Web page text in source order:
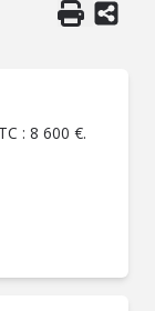
: 8 600 €.